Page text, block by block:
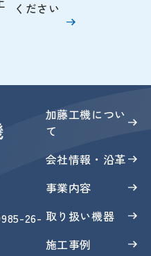
ください
26-
加藤工機につい
て
会社情報・沿革
事業内容
取り扱い機器
施工事例